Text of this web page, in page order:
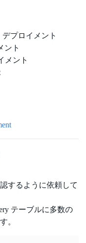
デプロイメント
ント
メント
するように依頼して
テーブルに多数の
。